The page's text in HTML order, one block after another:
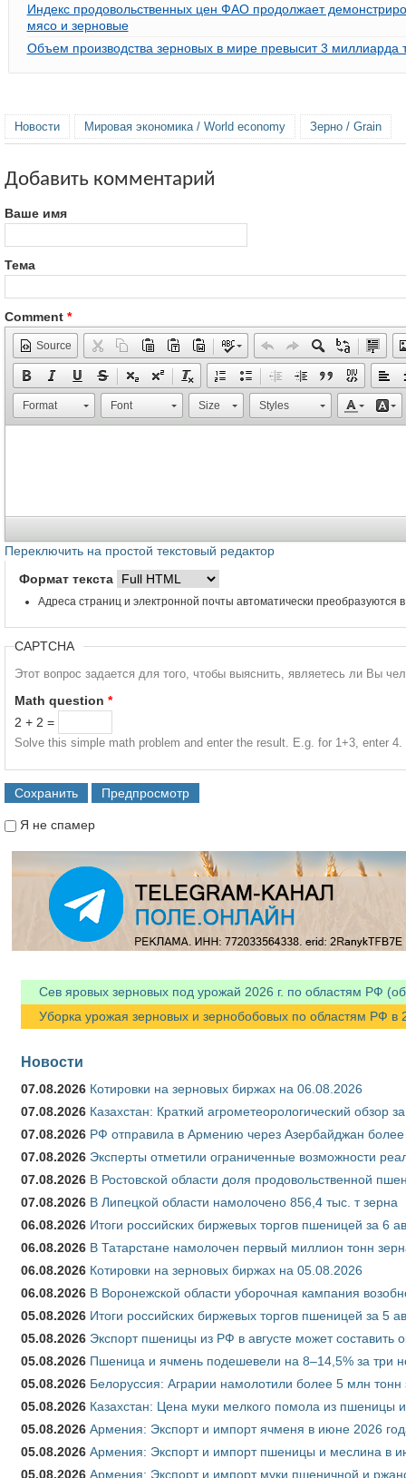
Индекс продовольственных цен ФАО продолжает
мясо и зерновые
Объем производства зерновых в мире превысит 3
Новости Мировая экономика / World economy Зерно / Grain
Добавить комментарий
Ваше имя
Тема
Comment *
Source
Format Font Size Styles
Переключить на простой текстовый редактор
Формат текста
Адреса страниц и электронной почты автоматически преобразуются
CAPTCHA
Этот вопрос задается для того, чтобы выяснить, являетесь ли Вы
Math question *
2 + 2 =
Solve this simple math problem and enter the result. E.g. for 1+3, enter 4.
Я не спамер
Сев яровых зерновых под урожай 2026 г. по областям РФ
Уборка урожая зерновых и зернобобовых по областям РФ в
Новости
07.08.2026 Котировки на зерновых биржах на 06.08.2026
07.08.2026 Казахстан: Краткий агрометеорологический обзор
07.08.2026 РФ отправила в Армению через Азербайджан более
07.08.2026 Эксперты отметили ограниченные возможности
07.08.2026 В Ростовской области доля продовольственной
07.08.2026 В Липецкой области намолочено 856,4 тыс. т зерна
06.08.2026 Итоги российских биржевых торгов пшеницей за 6
06.08.2026 В Татарстане намолочен первый миллион тонн
06.08.2026 Котировки на зерновых биржах на 05.08.2026
06.08.2026 В Воронежской области уборочная кампания
05.08.2026 Итоги российских биржевых торгов пшеницей за 5
05.08.2026 Экспорт пшеницы из РФ в августе может составить
05.08.2026 Пшеница и ячмень подешевели на 8–14,5% за три
05.08.2026 Белоруссия: Аграрии намолотили более 5 млн тонн
05.08.2026 Казахстан: Цена муки мелкого помола из пшеницы
05.08.2026 Армения: Экспорт и импорт ячменя в июне 2026
05.08.2026 Армения: Экспорт и импорт пшеницы и меслина в
05.08.2026 Армения: Экспорт и импорт муки пшеничной и